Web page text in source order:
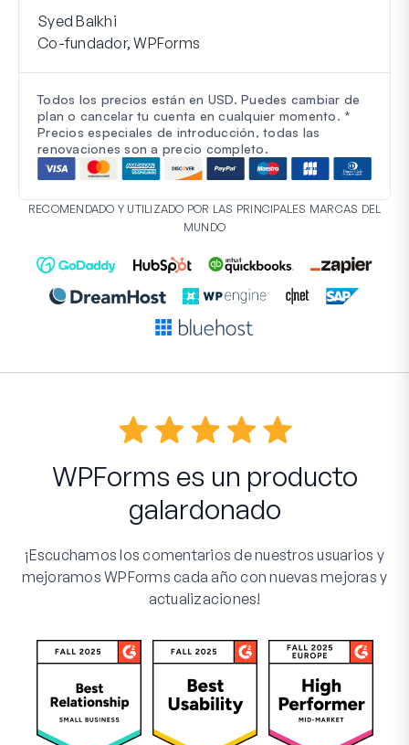
Syed Balkhi
Co-fundador, WPForms
Todos los precios están en USD. Puedes cambiar de
plan o cancelar tu cuenta en cualquier momento. *
Precios especiales de introducción, todas las
renovaciones son a precio completo.
RECOMENDADO Y UTILIZADO POR LAS PRINCIPALES MARCAS DEL
MUNDO
WPForms es un producto
galardonado
¡Escuchamos los comentarios de nuestros usuarios y
mejoramos WPForms cada año con nuevas mejoras y
actualizaciones!